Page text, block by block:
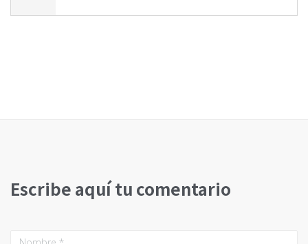
Escribe aquí tu comentario